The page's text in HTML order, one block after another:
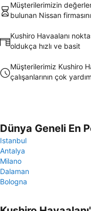
Müşterilerimizin
bulunan Nissan
Kushiro Havaalanı
oldukça hızlı ve basit
Müşterilerimiz Kushiro
çalışanlarının çok
Dünya Geneli En
Istanbul
Antalya
Milano
Dalaman
Bologna